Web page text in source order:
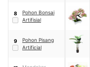
8
Pohon Bonsai
Artifisial
9
Pohon Pisang
Artificial